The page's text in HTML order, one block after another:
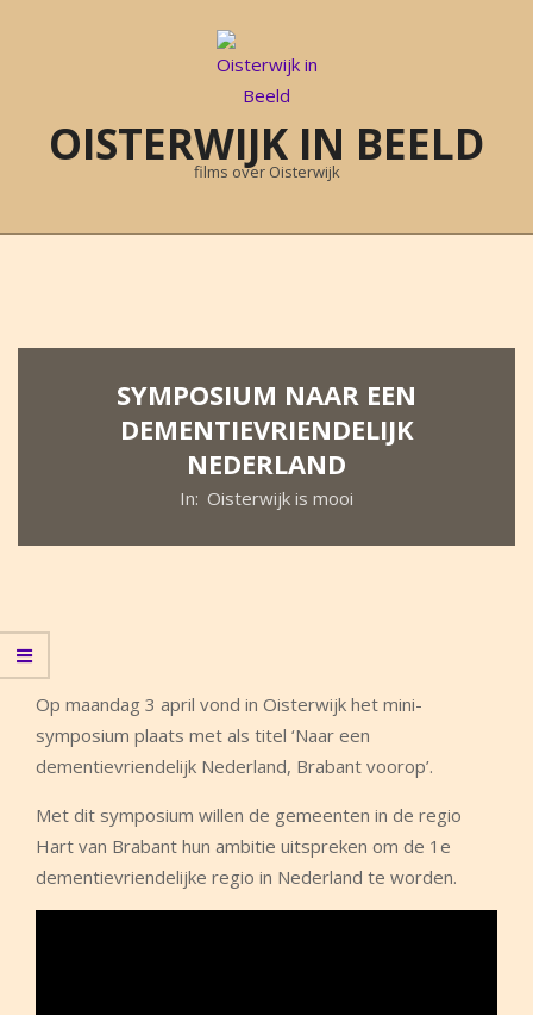
OISTERWIJK IN BEELD
films over Oisterwijk
Primary
SYMPOSIUM NAAR EEN
DEMENTIEVRIENDELIJK
NEDERLAND
In: Oisterwijk is mooi
Op maandag 3 april vond in Oisterwijk het mini-
symposium plaats met als titel ‘Naar een
dementievriendelijk Nederland, Brabant voorop’.
Met dit symposium willen de gemeenten in de regio
Hart van Brabant hun ambitie uitspreken om de 1e
dementievriendelijke regio in Nederland te worden.